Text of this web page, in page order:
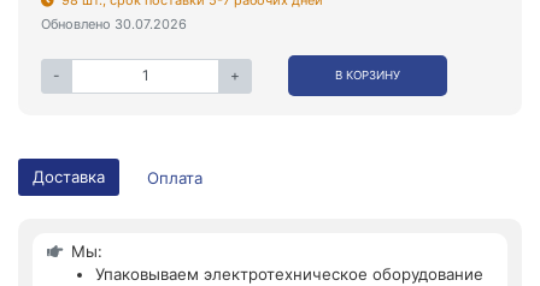
Обновлено 30.07.2026
- + В КОРЗИНУ
Доставка Оплата
Мы:
Упаковываем электротехническое оборудование